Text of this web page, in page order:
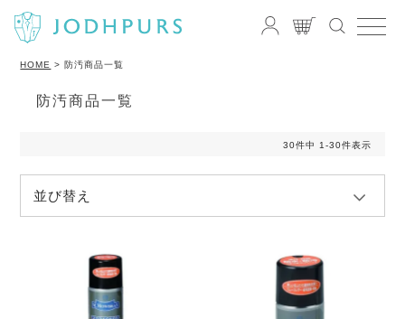
HOME 防汚商品一覧
防汚商品一覧
並び替え
30件中 1 -30件表示